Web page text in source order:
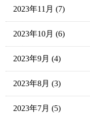
2023年11月 (7)
2023年10月 (6)
2023年9月 (4)
2023年8月 (3)
2023年7月 (5)